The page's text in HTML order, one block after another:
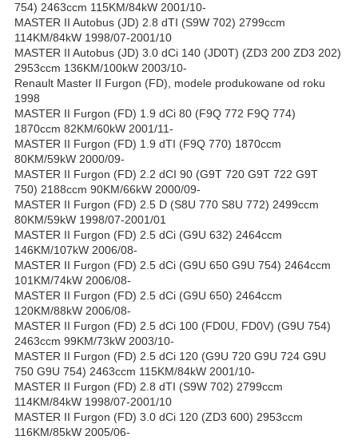
754) 2463ccm 115KM/84kW 2001/10-
MASTER II Autobus (JD) 2.8 dTI (S9W 702) 2799ccm
114KM/84kW 1998/07-2001/10
MASTER II Autobus (JD) 3.0 dCi 140 (JD0T) (ZD3 200 ZD3 202)
2953ccm 136KM/100kW 2003/10-
Renault Master II Furgon (FD), modele produkowane od roku
1998
MASTER II Furgon (FD) 1.9 dCi 80 (F9Q 772 F9Q 774)
1870ccm 82KM/60kW 2001/11-
MASTER II Furgon (FD) 1.9 dTI (F9Q 770) 1870ccm
80KM/59kW 2000/09-
MASTER II Furgon (FD) 2.2 dCI 90 (G9T 720 G9T 722 G9T
750) 2188ccm 90KM/66kW 2000/09-
MASTER II Furgon (FD) 2.5 D (S8U 770 S8U 772) 2499ccm
80KM/59kW 1998/07-2001/01
MASTER II Furgon (FD) 2.5 dCi (G9U 632) 2464ccm
146KM/107kW 2006/08-
MASTER II Furgon (FD) 2.5 dCi (G9U 650 G9U 754) 2464ccm
101KM/74kW 2006/08-
MASTER II Furgon (FD) 2.5 dCi (G9U 650) 2464ccm
120KM/88kW 2006/08-
MASTER II Furgon (FD) 2.5 dCi 100 (FD0U, FD0V) (G9U 754)
2463ccm 99KM/73kW 2003/10-
MASTER II Furgon (FD) 2.5 dCi 120 (G9U 720 G9U 724 G9U
750 G9U 754) 2463ccm 115KM/84kW 2001/10-
MASTER II Furgon (FD) 2.8 dTI (S9W 702) 2799ccm
114KM/84kW 1998/07-2001/10
MASTER II Furgon (FD) 3.0 dCi 120 (ZD3 600) 2953ccm
116KM/85kW 2005/06-